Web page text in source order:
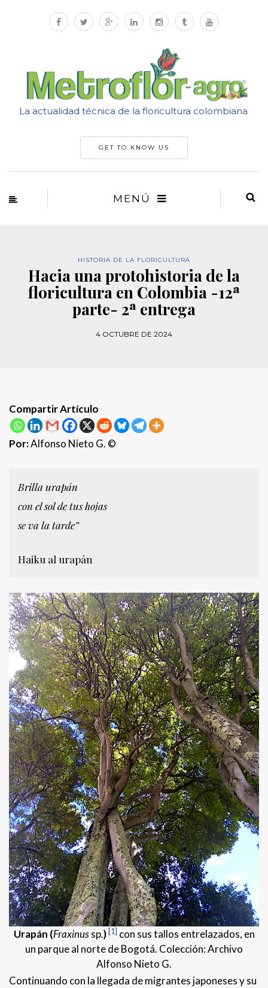
La actualidad técnica de la floricultura colombiana
GET TO KNOW US
MENÚ
HISTORIA DE LA FLORICULTURA
Hacia una protohistoria de la
floricultura en Colombia -12ª
parte- 2ª entrega
4 OCTUBRE DE 2024
Compartir Artículo
Por:Alfonso Nieto G. ©
Brilla urapán
con el sol de tus hojas
se va la tarde”
Haiku al urapán
Urapán (Fraxinussp.) [1] con sus tallos entrelazados, en
un parque al norte de Bogotá. Colección: Archivo
Alfonso Nieto G.
Continuando con la llegada de migrantes japoneses y su